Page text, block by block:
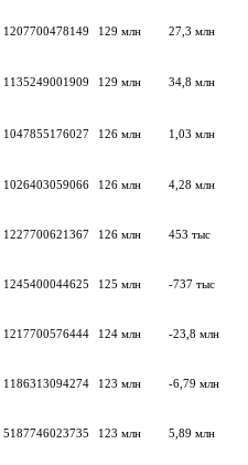
1207700478149 129 млн 27,3 млн
1135249001909 129 млн 34,8 млн
1047855176027 126 млн 1,03 млн
1026403059066 126 млн 4,28 млн
1227700621367 126 млн 453 тыс
1245400044625 125 млн -737 тыс
1217700576444 124 млн -23,8 млн
1186313094274 123 млн -6,79 млн
5187746023735 123 млн 5,89 млн